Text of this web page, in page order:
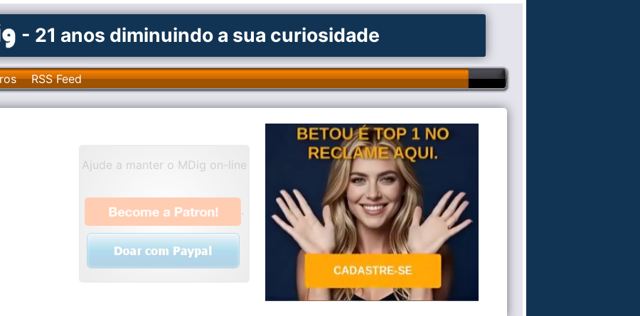
- 21 anos diminuindo a sua curiosidade
RSS Feed
Ajude a manter o MDig on-line
.